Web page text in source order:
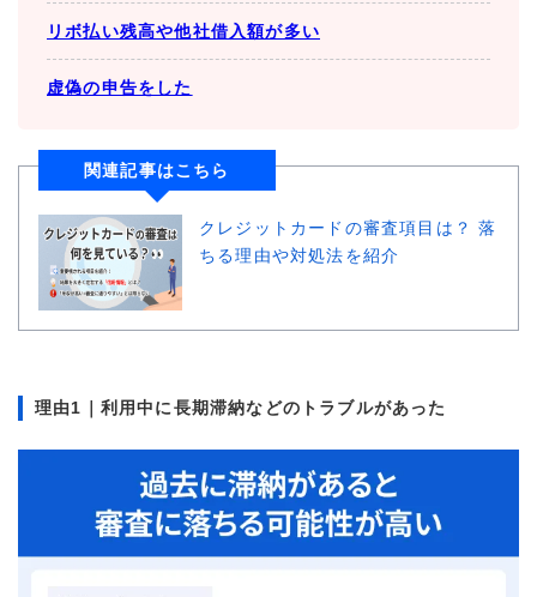
リボ払い残高や他社借入額が多い
虚偽の申告をした
関連記事はこちら
クレジットカードの審査項目は？ 落
ちる理由や対処法を紹介
理由1｜利用中に長期滞納などのトラブルがあった